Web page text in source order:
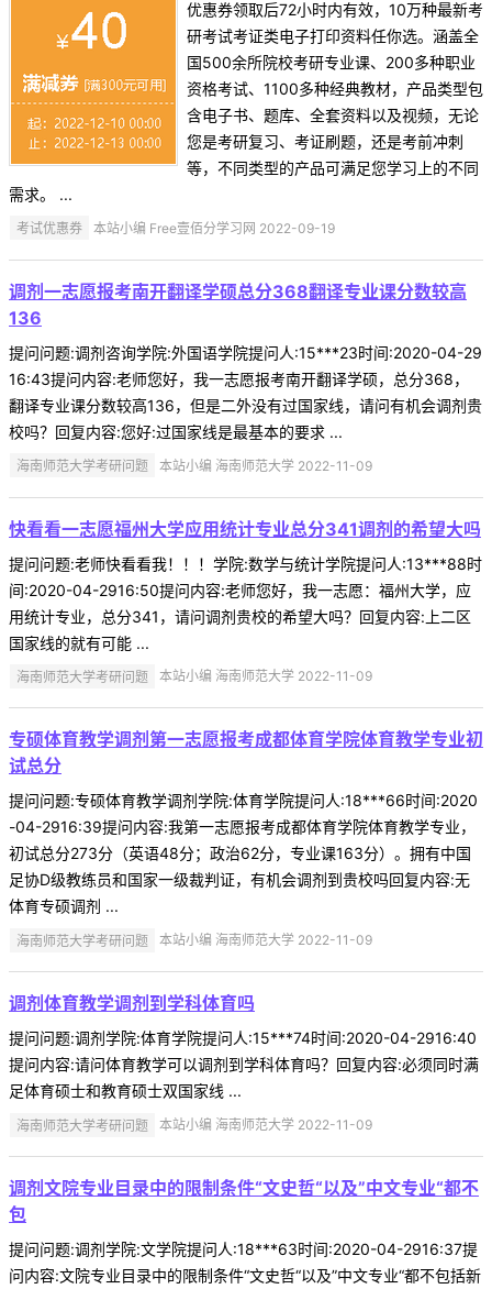
优惠券领取后72小时内有效，10万种最新考
研考试考证类电子打印资料任你选。涵盖全
国500余所院校考研专业课、200多种职业
资格考试、1100多种经典教材，产品类型包
含电子书、题库、全套资料以及视频，无论
您是考研复习、考证刷题，还是考前冲刺
等，不同类型的产品可满足您学习上的不同
需求。 ...
考试优惠券 本站小编 Free壹佰分学习网 2022-09-19
调剂一志愿报考南开翻译学硕总分368翻译专业课分数较高
136
提问问题:调剂咨询学院:外国语学院提问人:15***23时间:2020-04-29
16:43提问内容:老师您好，我一志愿报考南开翻译学硕，总分368，
翻译专业课分数较高136，但是二外没有过国家线，请问有机会调剂贵
校吗？回复内容:您好:过国家线是最基本的要求 ...
海南师范大学考研问题 本站小编 海南师范大学 2022-11-09
快看看一志愿福州大学应用统计专业总分341调剂的希望大吗
提问问题:老师快看看我！！！学院:数学与统计学院提问人:13***88时
间:2020-04-2916:50提问内容:老师您好，我一志愿：福州大学，应
用统计专业，总分341，请问调剂贵校的希望大吗？回复内容:上二区
国家线的就有可能 ...
海南师范大学考研问题 本站小编 海南师范大学 2022-11-09
专硕体育教学调剂第一志愿报考成都体育学院体育教学专业初
试总分
提问问题:专硕体育教学调剂学院:体育学院提问人:18***66时间:2020
-04-2916:39提问内容:我第一志愿报考成都体育学院体育教学专业，
初试总分273分（英语48分；政治62分，专业课163分）。拥有中国
足协D级教练员和国家一级裁判证，有机会调剂到贵校吗回复内容:无
体育专硕调剂 ...
海南师范大学考研问题 本站小编 海南师范大学 2022-11-09
调剂体育教学调剂到学科体育吗
提问问题:调剂学院:体育学院提问人:15***74时间:2020-04-2916:40
提问内容:请问体育教学可以调剂到学科体育吗？回复内容:必须同时满
足体育硕士和教育硕士双国家线 ...
海南师范大学考研问题 本站小编 海南师范大学 2022-11-09
调剂文院专业目录中的限制条件“文史哲“以及”中文专业“都不
包
提问问题:调剂学院:文学院提问人:18***63时间:2020-04-2916:37提
问内容:文院专业目录中的限制条件“文史哲“以及”中文专业“都不包括新